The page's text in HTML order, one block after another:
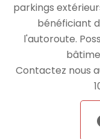
parkings
bénéficiant
l'autoroute.
Contactez nous